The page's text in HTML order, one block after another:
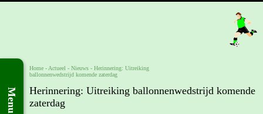
Menu
Home - Actueel - Nieuws - Herinnering: Uitreiking
ballonnenwedstrijd komende zaterdag
Herinnering: Uitreiking ballonnenwedstrijd komende
zaterdag